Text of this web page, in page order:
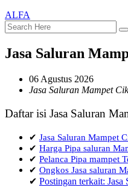
ALFA
Jasa Saluran
06 Agustus 2026
Jasa Saluran Mampet
Daftar isi Jasa Saluran
✔ Jasa Saluran Mampet
✔ Harga Pipa saluran
✔ Pelanca Pipa mampet
✔ Ongkos Jasa saluran
✔ Postingan terkait: